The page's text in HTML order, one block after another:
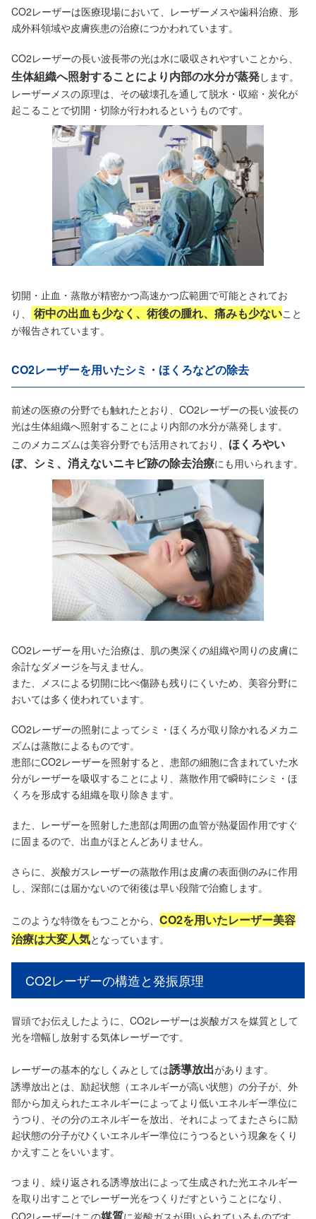
CO2レーザーは医療現場において、レーザーメスや歯科治療、形
成外科領域や皮膚疾患の治療につかわれています。
CO2レーザーの長い波長帯の光は水に吸収されやすいことから、
生体組織へ照射することにより内部の水分が蒸発します。
レーザーメスの原理は、その破壊孔を通して脱水・収縮・炭化が
起こることで切開・切除が行われるというものです。
切開・止血・蒸散が精密かつ高速かつ広範囲で可能とされてお
り、
術中の出血も少なく、術後の腫れ、痛みも少ないこと
が報告されています。
CO2レーザーを用いたシミ・ほくろなどの除去
前述の医療の分野でも触れたとおり、CO2レーザーの長い波長の
光は生体組織へ照射することにより内部の水分が蒸発します。
このメカニズムは美容分野でも活用されており、 ほくろやい
ぼ、シミ、消えないニキビ跡の除去治療にも用いられます。
CO2レーザーを用いた治療は、肌の奥深くの組織や周りの皮膚に
余計なダメージを与えません。
また、メスによる切開に比べ傷跡も残りにくいため、美容分野に
おいては多く使われています。
CO2レーザーの照射によってシミ・ほくろが取り除かれるメカニ
ズムは蒸散によるものです。
患部にCO2レーザーを照射すると、患部の細胞に含まれていた水
分がレーザーを吸収することにより、蒸散作用で瞬時にシミ・ほ
くろを形成する組織を取り除きます。
また、レーザーを照射した患部は周囲の血管が熱凝固作用ですぐ
に固まるので、出血がほとんどありません。
さらに、炭酸ガスレーザーの蒸散作用は皮膚の表面側のみに作用
し、深部には届かないので術後は早い段階で治癒します。
このような特徴をもつことから、 CO2を用いたレーザー美容
治療は大変人気となっています。
CO2レーザーの構造と発振原理
冒頭でお伝えしたように、CO2レーザーは炭酸ガスを媒質として
光を増幅し放射する気体レーザーです。
レーザーの基本的なしくみとしては誘導放出があります。
誘導放出とは、励起状態（エネルギーが高い状態）の分子が、外
部から加えられたエネルギーによってより低いエネルギー準位に
うつり、その分のエネルギーを放出、それによってまたさらに励
起状態の分子がひくいエネルギー準位にうつるという現象をくり
かえすことをいいます。
つまり、繰り返される誘導放出によって生成された光エネルギー
を取り出すことでレーザー光をつくりだすということになり、